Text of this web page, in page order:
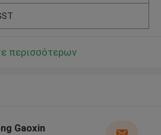
περισσότερων
Gaoxin